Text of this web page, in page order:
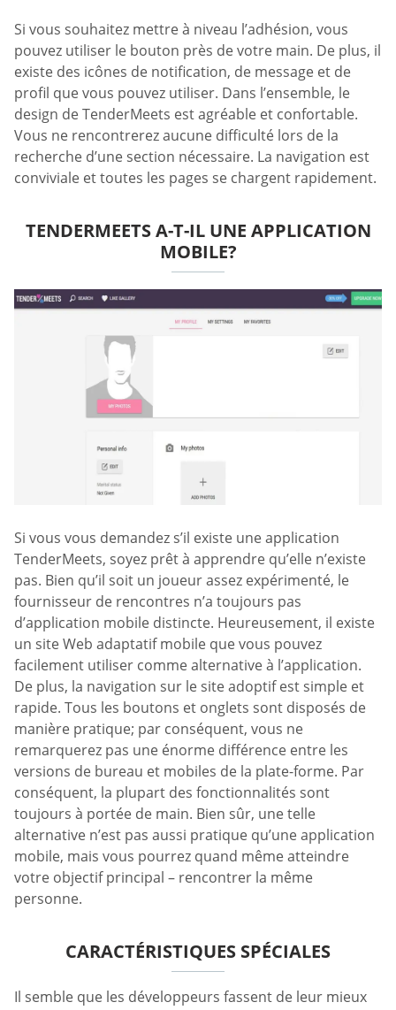
Si vous souhaitez mettre à niveau l’adhésion, vous
pouvez utiliser le bouton près de votre main. De plus, il
existe des icônes de notification, de message et de
profil que vous pouvez utiliser. Dans l’ensemble, le
design de TenderMeets est agréable et confortable.
Vous ne rencontrerez aucune difficulté lors de la
recherche d’une section nécessaire. La navigation est
conviviale et toutes les pages se chargent rapidement.
TENDERMEETS A-T-IL UNE APPLICATION
MOBILE?
Si vous vous demandez s’il existe une application
TenderMeets, soyez prêt à apprendre qu’elle n’existe
pas. Bien qu’il soit un joueur assez expérimenté, le
fournisseur de rencontres n’a toujours pas
d’application mobile distincte. Heureusement, il existe
un site Web adaptatif mobile que vous pouvez
facilement utiliser comme alternative à l’application.
De plus, la navigation sur le site adoptif est simple et
rapide. Tous les boutons et onglets sont disposés de
manière pratique; par conséquent, vous ne
remarquerez pas une énorme différence entre les
versions de bureau et mobiles de la plate-forme. Par
conséquent, la plupart des fonctionnalités sont
toujours à portée de main. Bien sûr, une telle
alternative n’est pas aussi pratique qu’une application
mobile, mais vous pourrez quand même atteindre
votre objectif principal – rencontrer la même
personne.
CARACTÉRISTIQUES SPÉCIALES
Il semble que les développeurs fassent de leur mieux